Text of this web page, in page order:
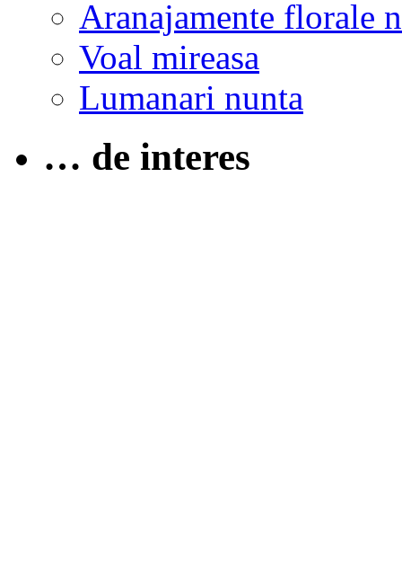
Aranajamente florale
Voal mireasa
Lumanari nunta
… de interes